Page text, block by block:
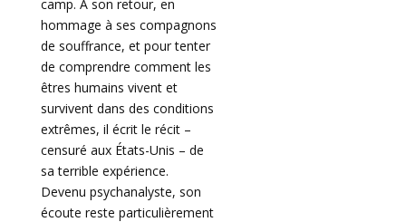
camp. À son retour, en
hommage à ses compagnons
de souffrance, et pour tenter
de comprendre comment les
êtres humains vivent et
survivent dans des conditions
extrêmes, il écrit le récit –
censuré aux États-Unis – de
sa terrible expérience.
Devenu psychanalyste, son
écoute reste particulièrement